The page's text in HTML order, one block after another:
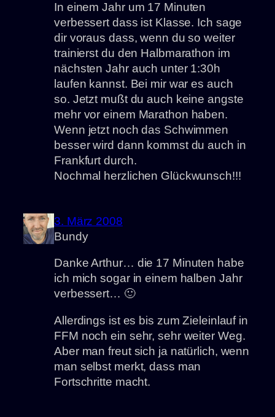
In einem Jahr um 17 Minuten
verbessert dass ist Klasse. Ich sage
dir voraus dass, wenn du so weiter
trainierst du den Halbmarathon im
nächsten Jahr auch unter 1:30h
laufen kannst. Bei mir war es auch
so. Jetzt mußt du auch keine angste
mehr vor einem Marathon haben.
Wenn jetzt noch das Schwimmen
besser wird dann kommst du auch in
Frankfurt durch.
Nochmal herzlichen Glückwunsch!!!
3. März 2008
Bundy
Danke Arthur… die 17 Minuten habe
ich mich sogar in einem halben Jahr
verbessert… 🙂
Allerdings ist es bis zum Zieleinlauf in
FFM noch ein sehr, sehr weiter Weg.
Aber man freut sich ja natürlich, wenn
man selbst merkt, dass man
Fortschritte macht.